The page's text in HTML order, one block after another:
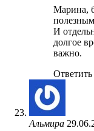
Марина,
И
долгое
важно.
Ответить
Альмира